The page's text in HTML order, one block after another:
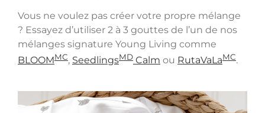
Vous ne voulez pas créer votre propre mélange
? Essayez d’utiliser 2 à 3 gouttes de l’un de nos
mélanges signature Young Living comme
BLOOMMC, SeedlingsMDCalm ou RutaVaLaMC.